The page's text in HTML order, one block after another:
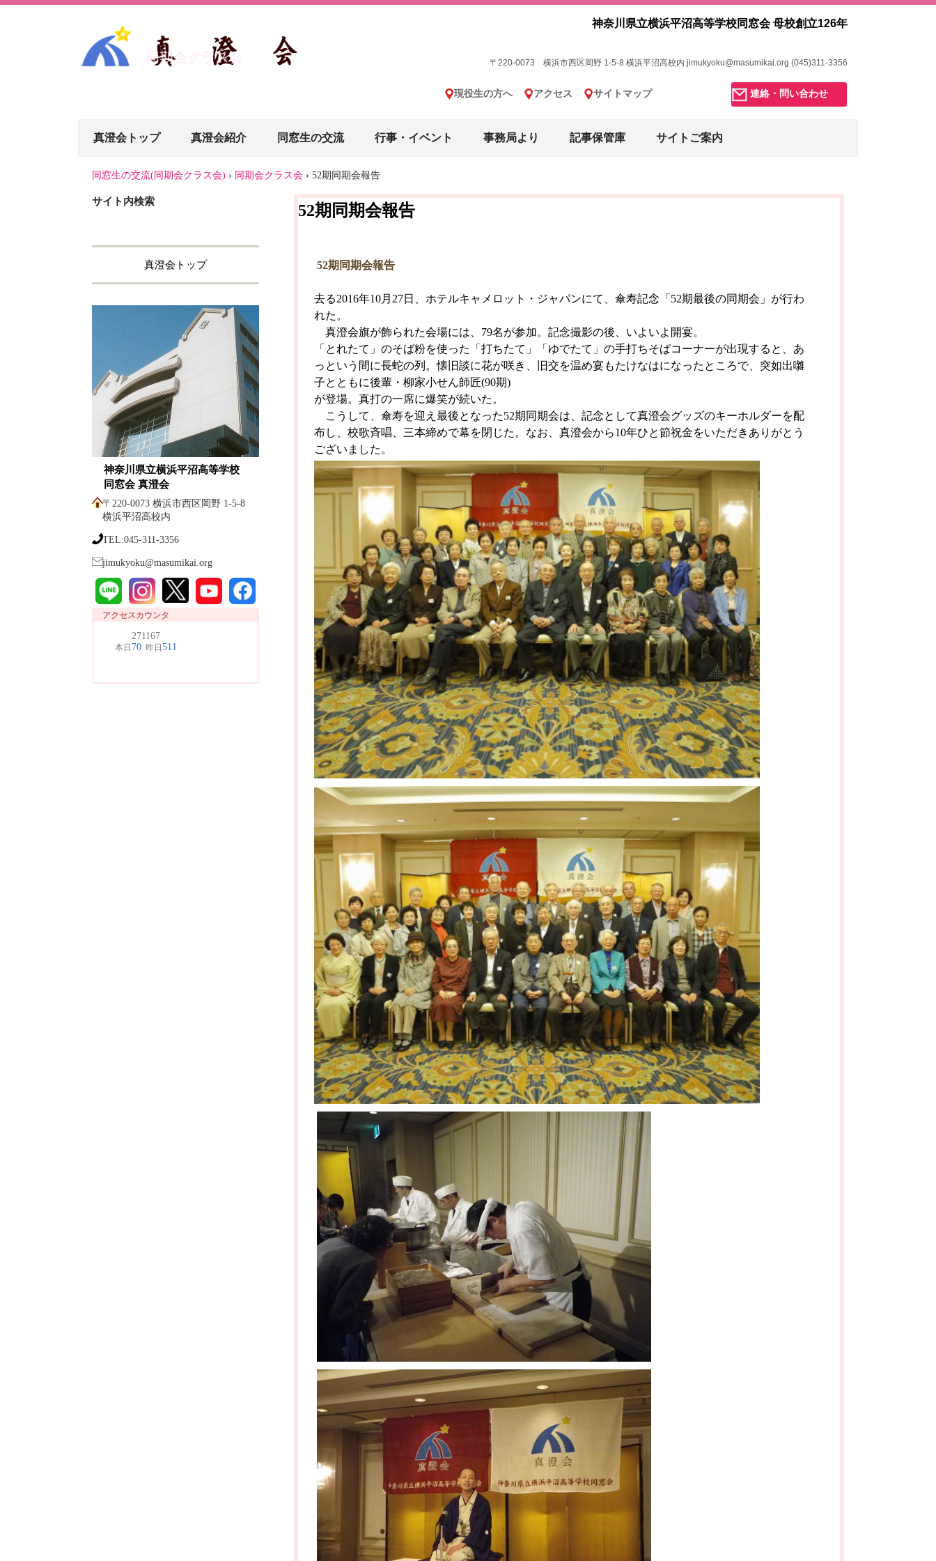
同期会クラス会
神奈川県立横浜平沼高等学校同窓会 母校創立126年
〒220-0073 横浜市西区岡野 1-5-8 横浜平沼高校内 jimukyoku@masumikai.org (045)311-3356
連絡・問い合わせ
現役生の方へ アクセス サイトマップ
真澄会トップ 真澄会紹介 同窓生の交流 行事・イベント 事務局より 記事保管庫 サイトご案内
同窓生の交流(同期会クラス会) › 同期会クラス会 › 52期同期会報告
52期同期会報告
52期同期会報告
去る2016年10月27日、ホテルキャメロット・ジャパンにて、傘寿記念「52期最後の同期会」が行わ
れた。
真澄会旗が飾られた会場には、79名が参加。記念撮影の後、いよいよ開宴。
「とれたて」のそば粉を使った「打ちたて」「ゆでたて」の手打ちそばコーナーが出現すると、あ
っという間に長蛇の列。懐旧談に花が咲き、旧交を温め宴もたけなはになったところで、突如出囃
子とともに後輩・柳家小せん師匠(90期)
が登場。真打の一席に爆笑が続いた。
こうして、傘寿を迎え最後となった52期同期会は、記念として真澄会グッズのキーホルダーを配
布し、校歌斉唱、三本締めで幕を閉じた。なお、真澄会から10年ひと節祝金をいただきありがとう
ございました。
サイト内検索
真澄会トップ
神奈川県立横浜平沼高等学校
同窓会 真澄会
〒220-0073 横浜市西区岡野 1-5-8
横浜平沼高校内
TEL:045-311-3356
jimukyoku@masumikai.org
アクセスカウンタ